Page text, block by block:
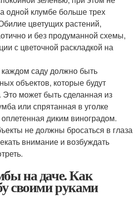
одной клумбе больше трех
цветущих растений,
и без продуманной схемы,
с цветочной раскладкой на
саду должно быть
объектов, которые будут
Это может быть сделанная из
или спрятанная в уголке
диким виноградом.
не должны бросаться в глаза
внимание и возбуждать
на даче. Как
своими руками